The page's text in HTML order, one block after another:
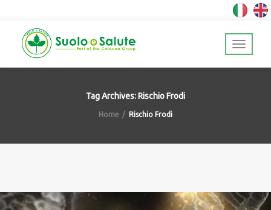
Tag Archives: Rischio Frodi
Home Rischio Frodi